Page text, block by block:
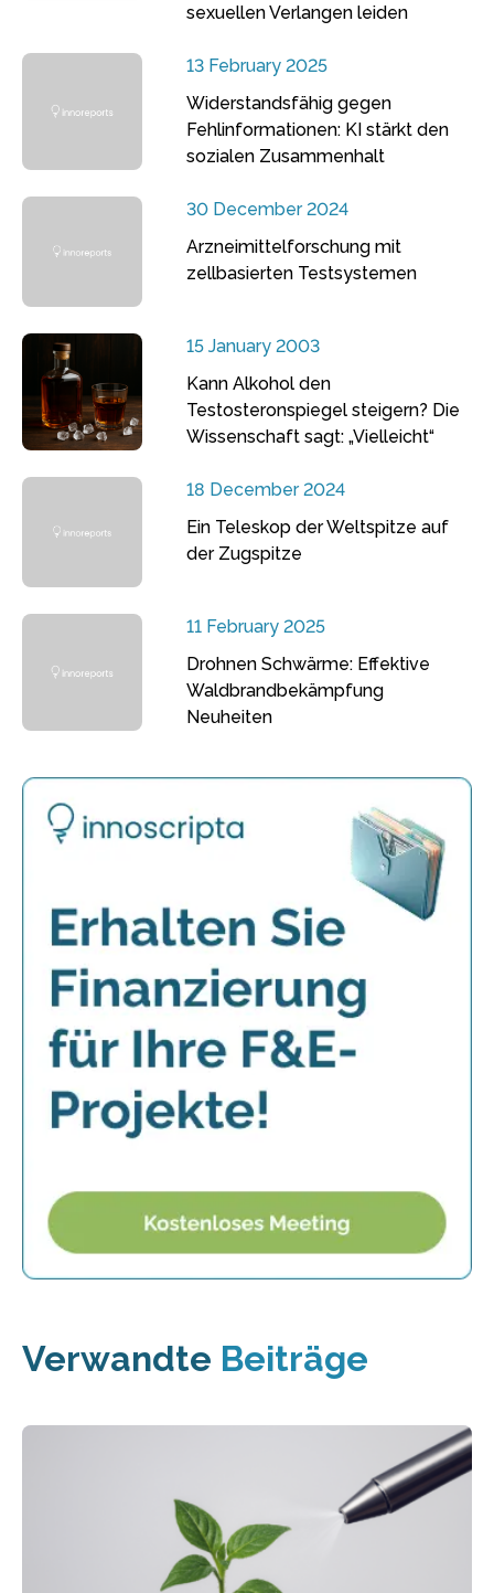
sexuellen Verlangen leiden
13 February 2025
Widerstandsfähig gegen
Fehlinformationen: KI stärkt den
sozialen Zusammenhalt
30 December 2024
Arzneimittelforschung mit
zellbasierten Testsystemen
15 January 2003
Kann Alkohol den
Testosteronspiegel steigern? Die
Wissenschaft sagt: „Vielleicht“
18 December 2024
Ein Teleskop der Weltspitze auf
der Zugspitze
11 February 2025
Drohnen Schwärme: Effektive
Waldbrandbekämpfung
Neuheiten
Verwandte Beiträge